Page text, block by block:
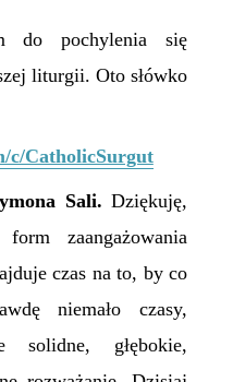
do pochylenia się
liturgii. Oto słówko
c/CatholicSurgut
Sali.Dziękuję,
zaangażowania
czas na to, by co
niemało czasy,
solidne, głębokie,